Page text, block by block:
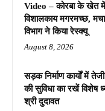
Video – कोरबा के खेत में
विशालकाय मगरमच्छ,
विभाग ने किया रेस्क्यू
August 8, 2026
सड़क निर्माण कार्यों में
की सुविधा का रखें विशेष
श्री दुदावत